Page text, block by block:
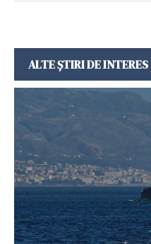
ALTE ȘTIRI DE INTERES